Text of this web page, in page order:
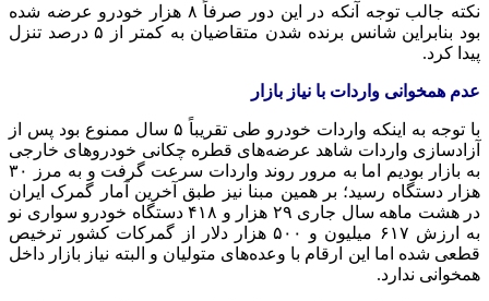
نکته جالب توجه آنکه در این دور صرفاً ۸ هزار خودرو عرضه شده
بود بنابراین شانس برنده شدن متقاضیان به کمتر از ۵ درصد تنزل
پیدا کرد.
عدم همخوانی واردات با نیاز بازار
با توجه به اینکه واردات خودرو طی تقریباً ۵ سال ممنوع بود پس از
آزادسازی واردات شاهد عرضه‌های قطره چکانی خودروهای خارجی
به بازار بودیم اما به مرور روند واردات سرعت گرفت و به مرز ۳۰
هزار دستگاه رسید؛ بر همین مبنا نیز طبق آخرین آمار گمرک ایران
در هشت ماهه سال جاری ۲۹ هزار و ۴۱۸ دستگاه خودرو سواری نو
به ارزش ۶۱۷ میلیون و ۵۰۰ هزار دلار از گمرکات کشور ترخیص
قطعی شده اما این ارقام با وعده‌های متولیان و البته نیاز بازار داخل
همخوانی ندارد.